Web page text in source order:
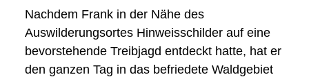
Nachdem Frank in der Nähe des
Auswilderungsortes Hinweisschilder auf eine
bevorstehende Treibjagd entdeckt hatte, hat er
den ganzen Tag in das befriedete Waldgebiet